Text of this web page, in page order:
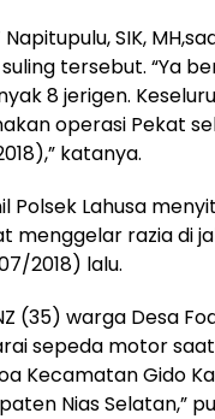
SIK,
tersebut. “Ya
8 jerigen.
operasi Pekat
katanya.
Polsek Lahusa
menggelar razia di
2018) lalu.
(35) warga Desa
sepeda motor
Kecamatan Gido
Nias Selatan,”